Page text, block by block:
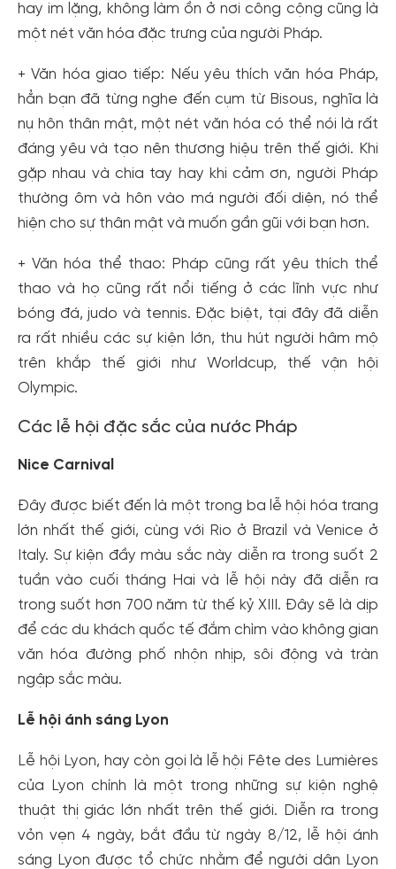
hay im lặng, không làm ồn ở nơi công cộng cũng là
một nét văn hóa đặc trưng của người Pháp.
+ Văn hóa giao tiếp: Nếu yêu thích văn hóa Pháp,
hẳn bạn đã từng nghe đến cụm từ Bisous, nghĩa là
nụ hôn thân mật, một nét văn hóa có thể nói là rất
đáng yêu và tạo nên thương hiệu trên thế giới. Khi
gặp nhau và chia tay hay khi cảm ơn, người Pháp
thường ôm và hôn vào má người đối diện, nó thể
hiện cho sự thân mật và muốn gần gũi với bạn hơn.
+ Văn hóa thể thao: Pháp cũng rất yêu thích thể
thao và họ cũng rất nổi tiếng ở các lĩnh vực như
bóng đá, judo và tennis. Đặc biệt, tại đây đã diễn
ra rất nhiều các sự kiện lớn, thu hút người hâm mộ
trên khắp thế giới như Worldcup, thế vận hội
Olympic.
Các lễ hội đặc sắc của nước Pháp
Nice Carnival
Đây được biết đến là một trong ba lễ hội hóa trang
lớn nhất thế giới, cùng với Rio ở Brazil và Venice ở
Italy. Sự kiện đầy màu sắc này diễn ra trong suốt 2
tuần vào cuối tháng Hai và lễ hội này đã diễn ra
trong suốt hơn 700 năm từ thế kỷ XIII. Đây sẽ là dịp
để các du khách quốc tế đắm chìm vào không gian
văn hóa đường phố nhộn nhịp, sôi động và tràn
ngập sắc màu.
Lễ hội ánh sáng Lyon
Lễ hội Lyon, hay còn gọi là lễ hội Fête des Lumières
của Lyon chính là một trong những sự kiện nghệ
thuật thị giác lớn nhất trên thế giới. Diễn ra trong
vỏn vẹn 4 ngày, bắt đầu từ ngày 8/12, lễ hội ánh
sáng Lyon được tổ chức nhằm để người dân Lyon